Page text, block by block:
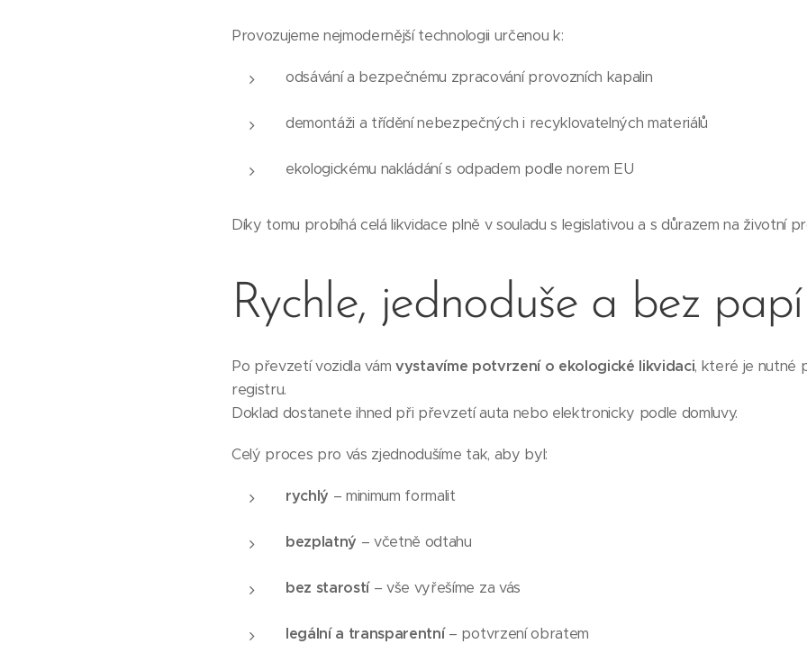
Provozujeme nejmodernější technologii určenou k:
odsávání a bezpečnému zpracování provozních kapalin
demontáži a třídění nebezpečných i recyklovatelných materiálů
ekologickému nakládání s odpadem podle norem EU
Díky tomu probíhá celá likvidace plně v souladu s legislativou a s důrazem na životní
Rychle, jednoduše a bez
Po převzetí vozidla vámvystavíme potvrzení o ekologické likvidaci, které je nutné
registru.
Doklad dostanete ihned při převzetí auta nebo elektronicky podle domluvy.
Celý proces pro vás zjednodušíme tak, aby byl:
rychlý – minimum formalit
bezplatný – včetně odtahu
bez starostí– vše vyřešíme za vás
legální a transparentní– potvrzení obratem